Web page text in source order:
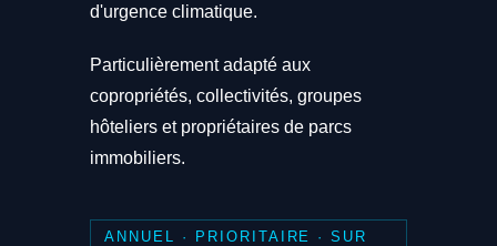
d'urgence climatique.
Particulièrement adapté aux
copropriétés, collectivités, groupes
hôteliers et propriétaires de parcs
immobiliers.
ANNUEL · PRIORITAIRE · SUR